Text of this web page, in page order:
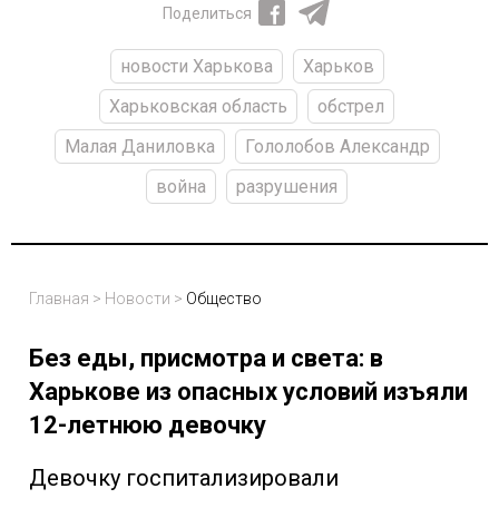
Поделиться
новости Харькова
Харьков
Харьковская область
обстрел
Малая Даниловка
Гололобов Александр
война
разрушения
Главная > Новости > Общество
Без еды, присмотра и света: в
Харькове из опасных условий изъяли
12-летнюю девочку
Девочку госпитализировали